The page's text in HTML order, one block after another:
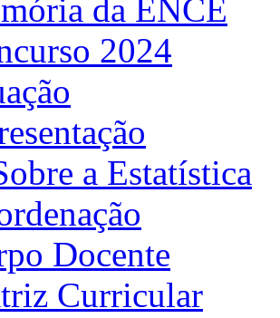
da ENCE
2024
a Estatística
Docente
Curricular